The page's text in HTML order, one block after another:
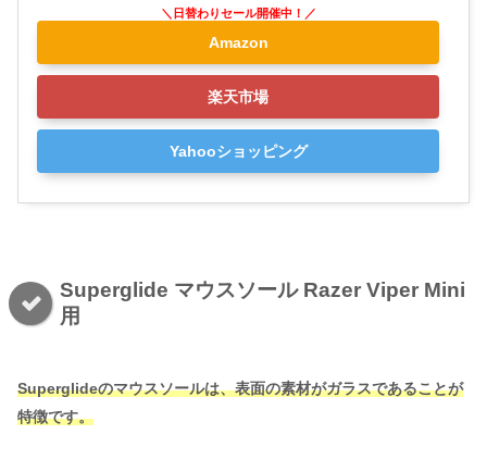
Amazon
楽天市場
Yahooショッピング
Superglide マウスソール Razer Viper Mini
用
Superglideのマウスソールは、表面の素材がガラスであることが
特徴です。